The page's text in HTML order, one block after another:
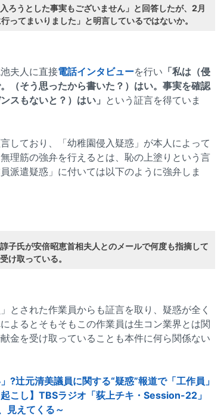
ろうとした事実もございません」と回答したが、2月
ってまいりました」と明言しているではないか。
夫人に直接電話インタビューを行い 「私は（侵
（そう思ったから書いた？）はい。事実を確認
スもないと？）はい」 という証言を得ていま
しており、「幼稚園侵入疑惑」が本人によって
理筋の強弁を行えるとは、恥の上塗りという言
派遣疑惑」に付いては以下のように強弁しま
子氏が安倍昭恵首相夫人とのメールで何度も指摘して
け取っている。
とされた作業員からも証言を取り、疑惑が全く
よるとそもそもこの作業員は生コン業界とは関
金を受け取っていることも本件に何ら関係ない
?辻元清美議員に関する“疑惑”報道で「工作員」
こし】TBSラジオ「荻上チキ・Session-22」
見えてくる～